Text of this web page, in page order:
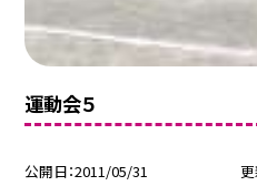
運動会５
公開日 2011/05/31